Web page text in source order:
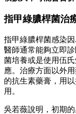
指甲綠膿桿菌治
指甲綠膿桿菌感染
醫師通常能夠立即
菌培養或是使用伍
應。治療方面以外
的抗生素藥膏，用
用。
吳若薇說明，初期